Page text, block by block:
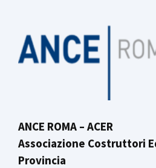
ANCE ROMA – ACER
Associazione Costruttori
Provincia